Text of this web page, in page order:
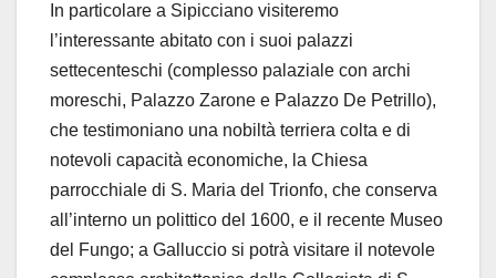
In particolare a Sipicciano visiteremo
l’interessante abitato con i suoi palazzi
settecenteschi (complesso palaziale con archi
moreschi, Palazzo Zarone e Palazzo De Petrillo),
che testimoniano una nobiltà terriera colta e di
notevoli capacità economiche, la Chiesa
parrocchiale di S. Maria del Trionfo, che conserva
all’interno un polittico del 1600, e il recente Museo
del Fungo; a Galluccio si potrà visitare il notevole